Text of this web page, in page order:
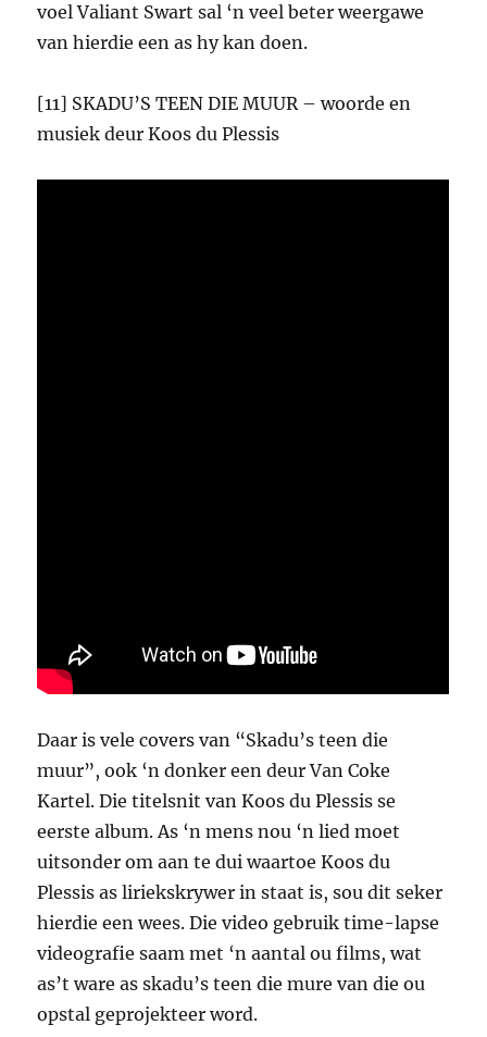
voel Valiant Swart sal ‘n veel beter weergawe
van hierdie een as hy kan doen.
[11] SKADU’S TEEN DIE MUUR – woorde en
musiek deur Koos du Plessis
Daar is vele covers van “Skadu’s teen die
muur”, ook ‘n donker een deur Van Coke
Kartel. Die titelsnit van Koos du Plessis se
eerste album. As ‘n mens nou ‘n lied moet
uitsonder om aan te dui waartoe Koos du
Plessis as liriekskrywer in staat is, sou dit seker
hierdie een wees. Die video gebruik time-lapse
videografie saam met ‘n aantal ou films, wat
as’t ware as skadu’s teen die mure van die ou
opstal geprojekteer word.